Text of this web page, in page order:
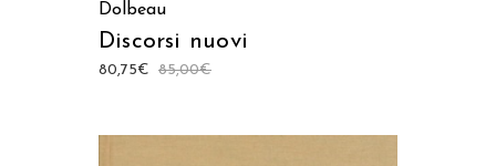
Dolbeau
Discorsi nuovi
85,00€
80,75€